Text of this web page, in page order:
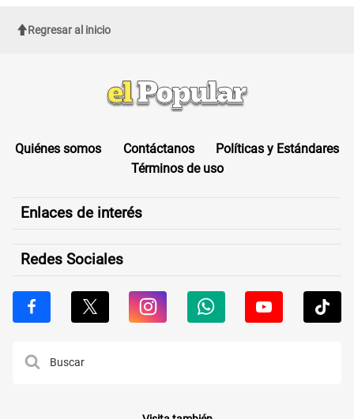
Regresar al inicio
Quiénes somos Contáctanos
Políticas y Estándares
Términos de uso
Enlaces de interés
Redes Sociales